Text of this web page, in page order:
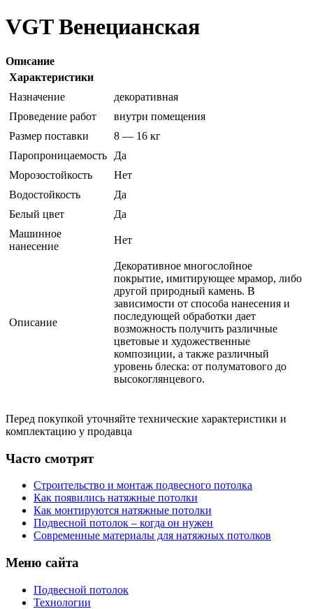
VGT Венецианская
Описание
Характеристики
Назначение
декоративная
Проведение работ
внутри помещения
Размер поставки
8 — 16 кг
Паропроницаемость
Да
Морозостойкость
Нет
Водостойкость
Да
Белый цвет
Да
Машинное
нанесение
Нет
Описание
Декоративное многослойное
покрытие, имитирующее мрамор, либо
другой природный камень. В
зависимости от способа нанесения и
последующей обработки дает
возможность получить различные
цветовые и художественные
композиции, а также различный
уровень блеска: от полуматового до
высокоглянцевого.
Перед покупкой уточняйте технические характеристики и
комплектацию у продавца
Часто смотрят
Строительство и монтаж подвесного потолка
Как появились натяжные потолки
Как монтируются натяжные потолки
Подвесной потолок – когда он нужен
Современные материалы для натяжных потолков
Меню сайта
Подвесной потолок
Технологии